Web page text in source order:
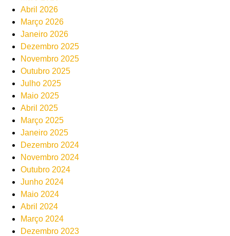
Abril 2026
Março 2026
Janeiro 2026
Dezembro 2025
Novembro 2025
Outubro 2025
Julho 2025
Maio 2025
Abril 2025
Março 2025
Janeiro 2025
Dezembro 2024
Novembro 2024
Outubro 2024
Junho 2024
Maio 2024
Abril 2024
Março 2024
Dezembro 2023